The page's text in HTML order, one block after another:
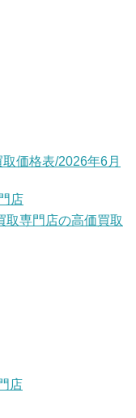
価格表/2026年6月
店
取専門店の高価買取
店